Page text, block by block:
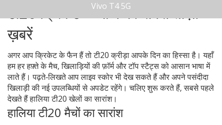
Vivo T4 5G
टी20 क्रिकेट – आज की सबसे ताज़ा
ख़बरें
अगर आप क्रिकेट के फैन हैं तो टी20 क्रीड़ा आपके दिन का हिस्सा है। यहाँ
हम हर हफ़्ते के मैच, खिलाड़ियों की फ़ॉर्म और टॉप स्टैट्स को आसान भाषा में
लाते हैं। पढ़ते‑लिखते आप लाइव स्कोर भी देख सकते हैं और अपने पसंदीदा
खिलाड़ी की नई उपलब्धियों से अपडेट रहेंगे। चलिए शुरू करते हैं, सबसे पहले
देखते हैं हालिया टी20 खेलों का सारांश।
हालिया टी20 मैचों का सारांश